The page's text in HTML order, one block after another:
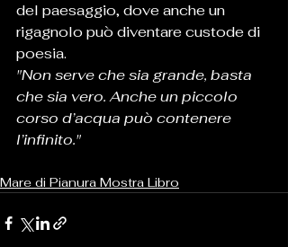
del paesaggio, dove anche un
rigagnolo può diventare custode di
poesia.
"Non serve che sia grande, basta
che sia vero. Anche un piccolo
corso d’acqua può contenere
l’infinito."
Mare di Pianura Mostra Libro